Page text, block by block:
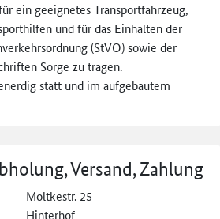
ein geeignetes Transportfahrzeug,
und für das Einhalten der
(StVO) sowie der
Sorge zu tragen.
statt und im aufgebautem
Versand, Zahlung
Moltkestr. 25
Hinterhof